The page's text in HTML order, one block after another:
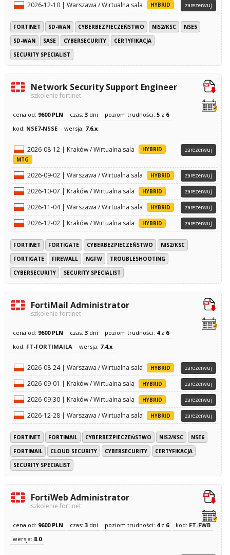
2026-12-10 | Warszawa / Wirtualna sala HYBRID zarezerwuj
FORTINET SD-WAN CYBERBEZPIECZEŃSTWO NIS2/KSC
NSE5
SD-WAN
SASE CYBERSECURITY
CERTYFIKACJA
SECURITY SPECIALIST
Network Security Support Engineer
szkolenie fortinet
cena od: 9600 PLN czas: 3dni poziom trudności: 5z 6
kod: NSE7-NSSE wersja: 7.6.x
2026-08-12 | Kraków / Wirtualna sala
HYBRID
MTG
zarezerwuj
2026-09-02 | Warszawa / Wirtualna sala HYBRID zarezerwuj
2026-10-07 | Kraków / Wirtualna sala HYBRID zarezerwuj
2026-11-04 | Warszawa / Wirtualna sala HYBRID zarezerwuj
2026-12-02 | Kraków / Wirtualna sala HYBRID zarezerwuj
FORTINET FORTIGATE CYBERBEZPIECZEŃSTWO
NIS2/KSC
FORTIGATE
FIREWALL NGFW
TROUBLESHOOTING
CYBERSECURITY
SECURITY SPECIALIST
FortiMail Administrator
szkolenie fortinet
cena od: 9600 PLN czas: 3dni poziom trudności: 4z 6
kod: FT-FORTIMAILA wersja: 7.4.x
2026-08-24 | Warszawa / Wirtualna sala HYBRID zarezerwuj
2026-09-01 | Kraków / Wirtualna sala HYBRID zarezerwuj
2026-09-30 | Kraków / Wirtualna sala HYBRID zarezerwuj
2026-12-28 | Warszawa / Wirtualna sala HYBRID zarezerwuj
FORTINET FORTIMAIL CYBERBEZPIECZEŃSTWO NIS2/KSC
NSE6
FORTIMAIL
CLOUD SECURITY CYBERSECURITY
CERTYFIKACJA
SECURITY SPECIALIST
FortiWeb Administrator
szkolenie fortinet
cena od: 9600 PLN czas: 3dni poziom trudności: 4z 6 kod: FT-FWB
wersja: 8.0